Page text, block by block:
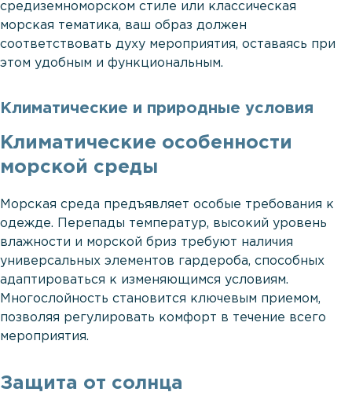
средиземноморском стиле или классическая
морская тематика, ваш образ должен
соответствовать духу мероприятия, оставаясь при
этом удобным и функциональным.
Климатические и природные условия
Климатические особенности
морской среды
Морская среда предъявляет особые требования к
одежде. Перепады температур, высокий уровень
влажности и морской бриз требуют наличия
универсальных элементов гардероба, способных
адаптироваться к изменяющимся условиям.
Многослойность становится ключевым приемом,
позволяя регулировать комфорт в течение всего
мероприятия.
Защита от солнца